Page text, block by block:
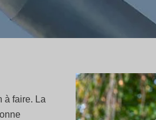
à faire. La